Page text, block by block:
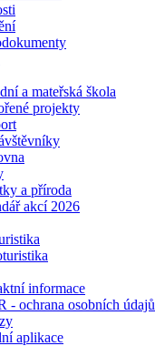
a mateřská škola
projekty
a příroda
akcí 2026
informace
- ochrana osobních údajů
aplikace